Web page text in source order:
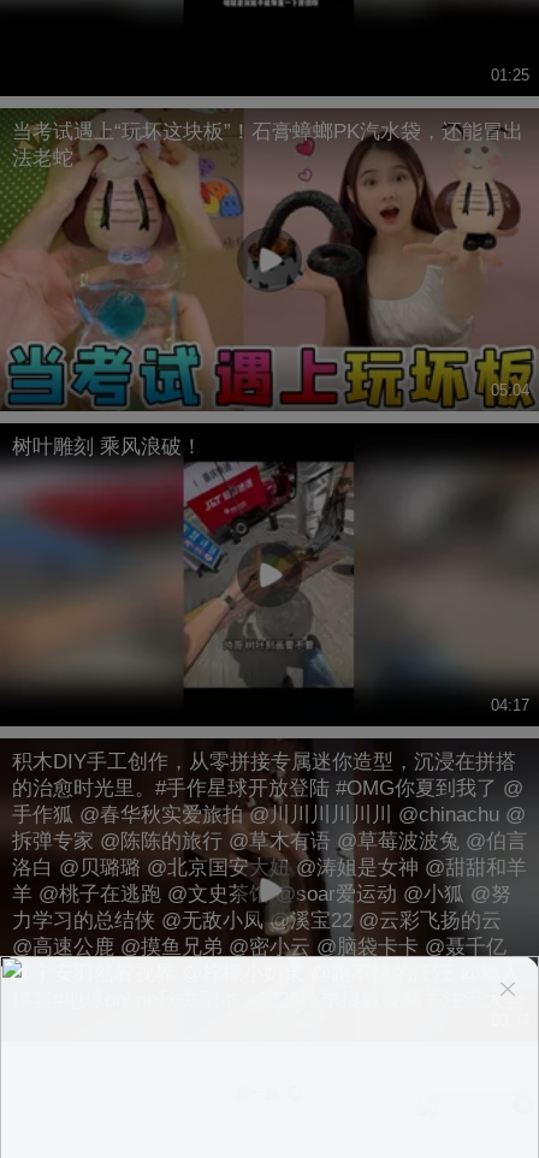
01:25
当考试遇上“玩坏这块板”！石膏蟑螂PK汽水袋，还能冒出
法老蛇
05:04
树叶雕刻 乘风浪破！
04:17
积木DIY手工创作，从零拼接专属迷你造型，沉浸在拼搭
的治愈时光里。#手作星球开放登陆 #OMG你夏到我了 @
手作狐 @春华秋实爱旅拍 @川川川川川川 @chinachu @
拆弹专家 @陈陈的旅行 @草木有语 @草莓波波兔 @伯言
洛白 @贝璐璐 @北京国安大妞 @涛姐是女神 @甜甜和羊
羊 @桃子在逃跑 @文史茶馆 @soar爱运动 @小狐 @努
力学习的总结侠 @无敌小凤 @溪宝22 @云彩飞扬的云
@高速公鹿 @摸鱼兄弟 @密小云 @脑袋卡卡 @聂千亿
@宁安羽然看视界 @柠檬小奶茉 @跑不快的汪汪 @墙人
搞笑#地球online秋关副本 #2026秋季搜狐视频关注流大会